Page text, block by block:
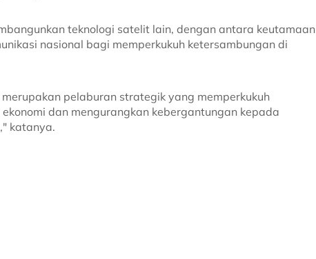
teknologi satelit lain, dengan antara keutamaan
nasional bagi memperkukuh ketersambungan di
pelaburan strategik yang memperkukuh
dan mengurangkan kebergantungan kepada
katanya.